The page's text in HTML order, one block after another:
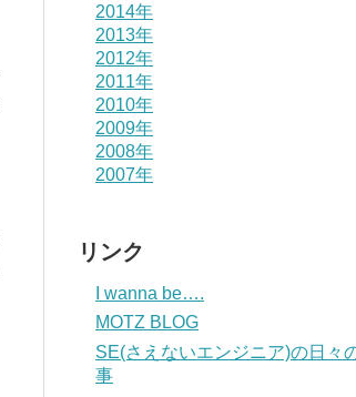
2014年
2013年
2012年
2011年
2010年
2009年
2008年
2007年
リンク
I wanna be….
MOTZ BLOG
SE(さえないエンジニア)の日々
事